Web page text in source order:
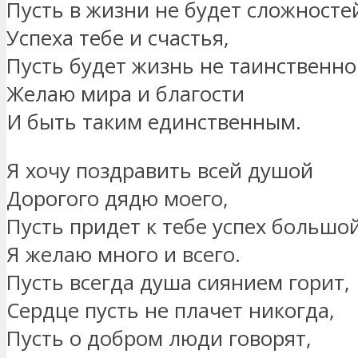
Пусть в жизни не будет
Успеха тебе и счастья,
Пусть будет жизнь не
Желаю мира и благости
И быть таким единственным.
Я хочу поздравить всей душой
Дорогого дядю моего,
Пусть придет к тебе успех
Я желаю много и всего.
Пусть всегда душа сиянием горит,
Сердце пусть не плачет никогда,
Пусть о добром люди говорят,